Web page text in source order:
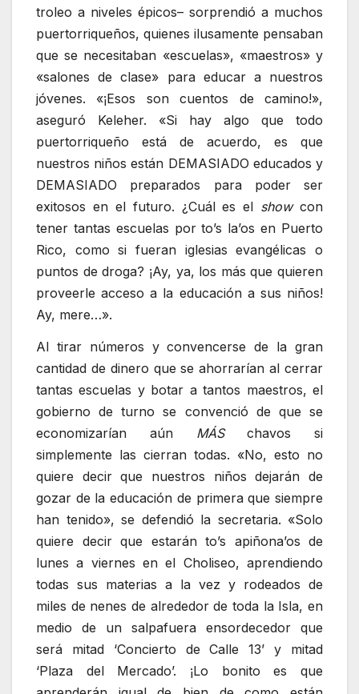
troleo a niveles épicos– sorprendió a muchos
puertorriqueños, quienes ilusamente pensaban
que se necesitaban «escuelas», «maestros» y
«salones de clase» para educar a nuestros
jóvenes. «¡Esos son cuentos de camino!»,
aseguró Keleher. «Si hay algo que todo
puertorriqueño está de acuerdo, es que
nuestros niños están DEMASIADO educados y
DEMASIADO preparados para poder ser
exitosos en el futuro. ¿Cuál es el showcon
tener tantas escuelas por to’s la’os en Puerto
Rico, como si fueran iglesias evangélicas o
puntos de droga? ¡Ay, ya, los más que quieren
proveerle acceso a la educación a sus niños!
Ay, mere…».
Al tirar números y convencerse de la gran
cantidad de dinero que se ahorrarían al cerrar
tantas escuelas y botar a tantos maestros, el
gobierno de turno se convenció de que se
economizarían aún MÁSchavos si
simplemente las cierran todas. «No, esto no
quiere decir que nuestros niños dejarán de
gozar de la educación de primera que siempre
han tenido», se defendió la secretaria. «Solo
quiere decir que estarán to’s apiñona’os de
lunes a viernes en el Choliseo, aprendiendo
todas sus materias a la vez y rodeados de
miles de nenes de alrededor de toda la Isla, en
medio de un salpafuera ensordecedor que
será mitad ‘Concierto de Calle 13’ y mitad
‘Plaza del Mercado’. ¡Lo bonito es que